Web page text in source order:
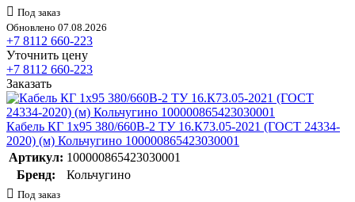
Под заказ
Обновлено 07.08.2026
+7 8112 660-223
Уточнить цену
+7 8112 660-223
Заказать
Кабель КГ 1х95 380/660В-2 ТУ 16.К73.05-2021 (ГОСТ 24334-
2020) (м) Кольчугино 100000865423030001
Артикул: 100000865423030001
Бренд:
Кольчугино
Под заказ